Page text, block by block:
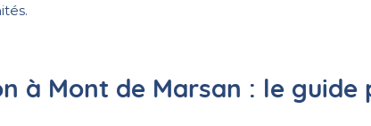
à Mont de Marsan : le guide